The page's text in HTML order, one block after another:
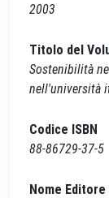
2003
Titolo del
Sostenibilità
nell'università
Codice ISBN
88-86729-37-5
Nome Editore